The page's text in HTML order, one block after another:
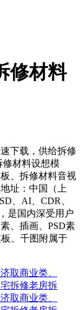
修材料
下载，供给拆修
材料设想模
、拆修材料音视
址：中国（上
、AI、CDR、
是国内深受用户
、插画、PSD素
、千图附属于
取商业类、
拆修老房拆
取商业类、